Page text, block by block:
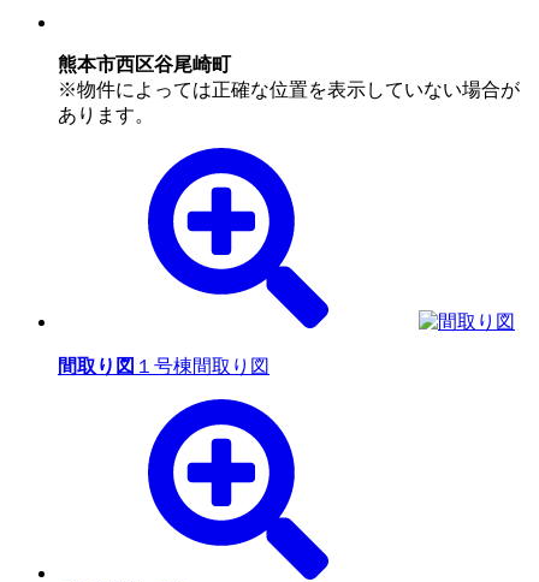
熊本市西区谷尾崎町
※物件によっては正確な位置を表示していない場合が
あります。
間取り図 １号棟間取り図